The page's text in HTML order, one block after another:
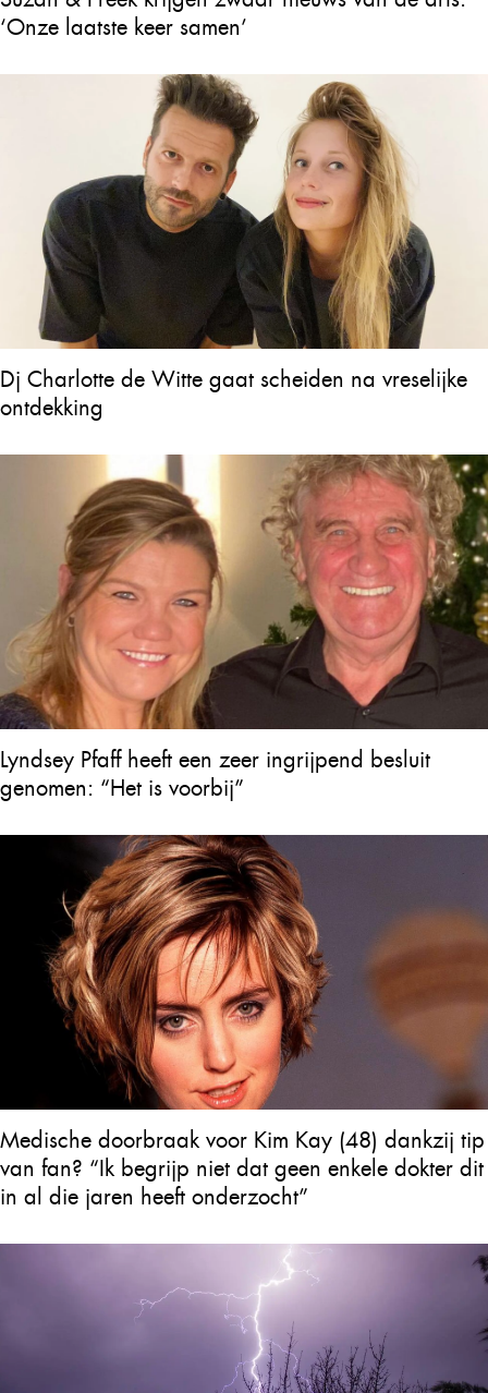
‘Onze laatste keer samen’
Dj Charlotte de Witte gaat scheiden na vreselijke
ontdekking
Lyndsey Pfaff heeft een zeer ingrijpend besluit
genomen: “Het is voorbij”
Medische doorbraak voor Kim Kay (48) dankzij tip
van fan? “Ik begrijp niet dat geen enkele dokter dit
in al die jaren heeft onderzocht”